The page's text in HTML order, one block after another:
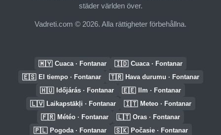
städer världen över.
Vadreti.com © 2026. Alla rättigheter förbehållna.
🇲🇾 Cuaca · Fontanar 🇮🇩 Cuaca · Fontanar
🇪🇸 El tiempo · Fontanar 🇹🇷 Hava durumu · Fontanar
🇭🇺 Időjárás · Fontanar 🇪🇪 Ilm · Fontanar
🇱🇻 Laikapstākļi · Fontanar 🇮🇹 Meteo · Fontanar
🇫🇷 Météo · Fontanar 🇱🇹 Oras · Fontanar
🇵🇱 Pogoda · Fontanar 🇸🇰 Počasie · Fontanar